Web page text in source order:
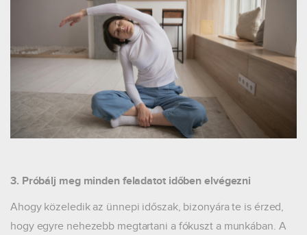
3. Próbálj meg minden feladatot időben elvégezni
Ahogy közeledik az ünnepi időszak, bizonyára te is érzed,
hogy egyre nehezebb megtartani a fókuszt a munkában. A